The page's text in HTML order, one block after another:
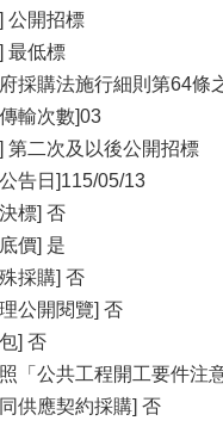
公開招標
最低標
採購法施行細則第64條
輸次數]03
第二次及以後公開招標
告日]115/05/13
標] 否
價] 是
採購] 否
公開閱覽] 否
] 否
「公共工程開工要件注
供應契約採購] 否